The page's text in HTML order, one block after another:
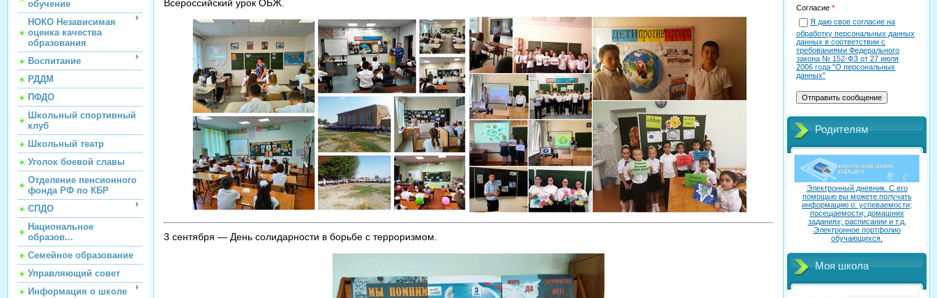
обучение
НОКО Независимая
оценка качества
образования
Воспитание
РДДМ
ПФДО
Школьный спортивный
клуб
Школьный театр
Уголок боевой славы
Отделение пенсионного
фонда РФ по КБР
СПДО
Национальное
образов...
Семейное образование
Управляющий совет
Информация о школе
Всероссийский урок ОБЖ.
3 сентября — День солидарности в борьбе с терроризмом.
Согласие *
Я даю свое согласие на
обработку персональных данных
данных в соответствии с
требованиями Федерального
закона № 152-ФЗ от 27 июля
2006 года "О персональных
данных"
Родителям
Электронный дневник. C его
помощью вы можете получать
информацию о: успеваемости;
посещаемости; домашних
заданиях; расписании и т.д.
Электронное портфолио
обучающихся.
Моя школа